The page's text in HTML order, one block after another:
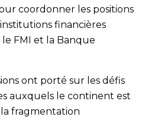
coordonner les positions
financières
FMI et la Banque
ont porté sur les défis
auxquels le continent est
fragmentation